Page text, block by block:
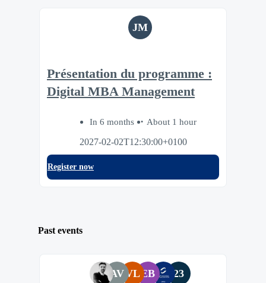
JM
Présentation du programme :
Digital MBA Management
In 6 months
About 1 hour
2027-02-02T12:30:00+0100
Register now
Past events
AV VL EB 23